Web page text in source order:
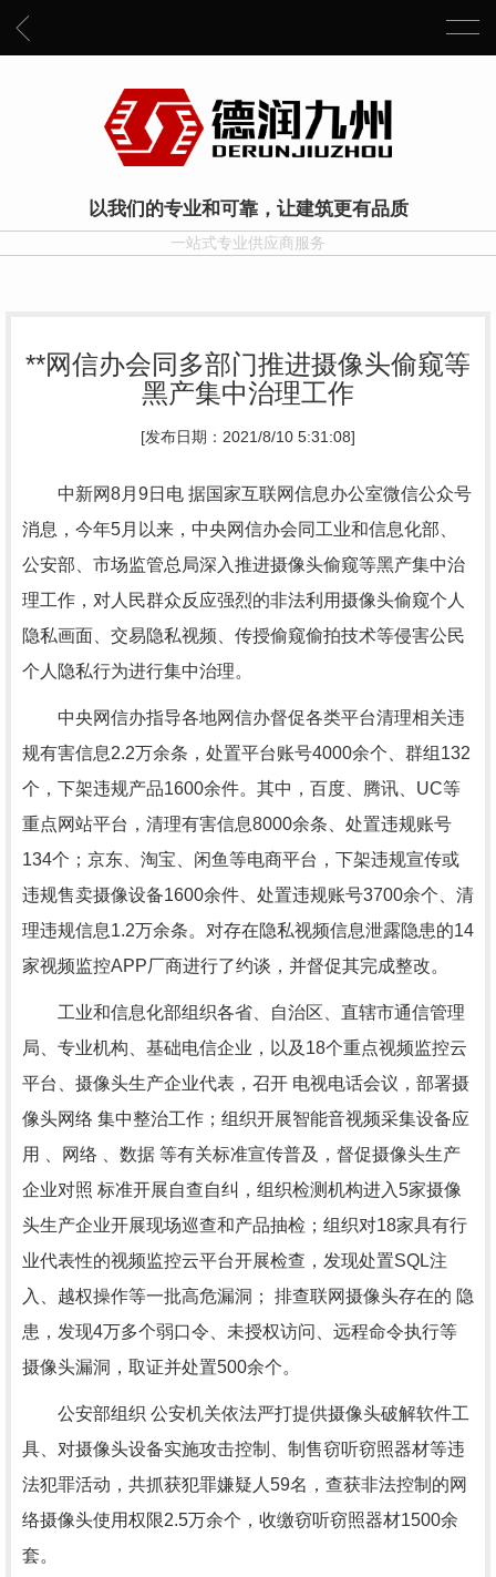
以我们的专业和可靠，让建筑更有品质
一站式专业供应商服务
**网信办会同多部门推进摄像头偷窥等
黑产集中治理工作
[发布日期：2021/8/10 5:31:08]
中新网8月9日电 据国家互联网信息办公室微信公众号
消息，今年5月以来，中央网信办会同工业和信息化部、
公安部、市场监管总局深入推进摄像头偷窥等黑产集中治
理工作，对人民群众反应强烈的非法利用摄像头偷窥个人
隐私画面、交易隐私视频、传授偷窥偷拍技术等侵害公民
个人隐私行为进行集中治理。
中央网信办指导各地网信办督促各类平台清理相关违
规有害信息2.2万余条，处置平台账号4000余个、群组132
个，下架违规产品1600余件。其中，百度、腾讯、UC等
重点网站平台，清理有害信息8000余条、处置违规账号
134个；京东、淘宝、闲鱼等电商平台，下架违规宣传或
违规售卖摄像设备1600余件、处置违规账号3700余个、清
理违规信息1.2万余条。对存在隐私视频信息泄露隐患的14
家视频监控APP厂商进行了约谈，并督促其完成整改。
工业和信息化部组织各省、自治区、直辖市通信管理
局、专业机构、基础电信企业，以及18个重点视频监控云
平台、摄像头生产企业代表，召开 电视电话会议，部署摄
像头网络 集中整治工作；组织开展智能音视频采集设备应
用 、网络 、数据 等有关标准宣传普及，督促摄像头生产
企业对照 标准开展自查自纠，组织检测机构进入5家摄像
头生产企业开展现场巡查和产品抽检；组织对18家具有行
业代表性的视频监控云平台开展检查，发现处置SQL注
入、越权操作等一批高危漏洞； 排查联网摄像头存在的 隐
患，发现4万多个弱口令、未授权访问、远程命令执行等
摄像头漏洞，取证并处置500余个。
公安部组织 公安机关依法严打提供摄像头破解软件工
具、对摄像头设备实施攻击控制、制售窃听窃照器材等违
法犯罪活动，共抓获犯罪嫌疑人59名，查获非法控制的网
络摄像头使用权限2.5万余个，收缴窃听窃照器材1500余
套。